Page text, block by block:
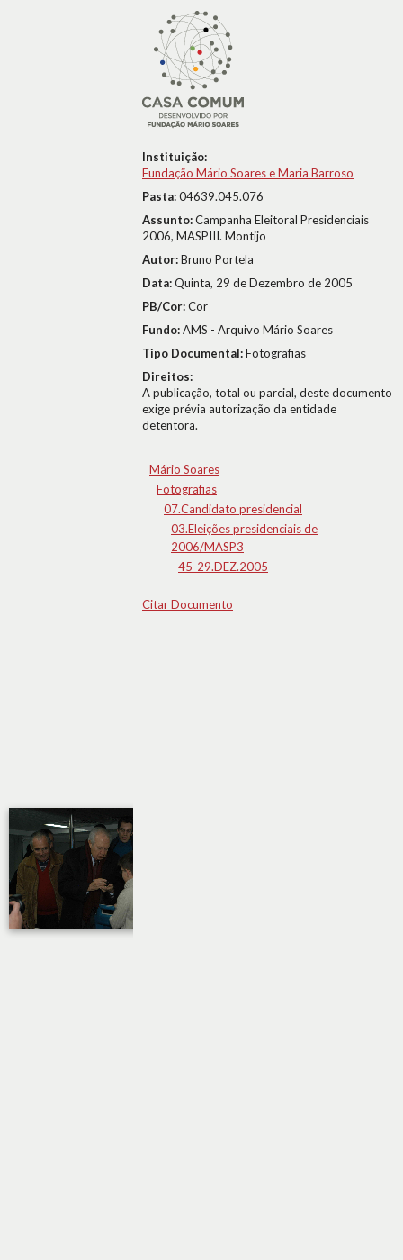
Instituição:
Fundação Mário Soares e Maria Barroso
Pasta:04639.045.076
Assunto:Campanha Eleitoral Presidenciais
2006, MASPIII. Montijo
Autor:Bruno Portela
Data:Quinta, 29 de Dezembro de 2005
PB/Cor:Cor
Fundo:AMS - Arquivo Mário Soares
Tipo Documental:Fotografias
Direitos:
A publicação, total ou parcial, deste documento
exige prévia autorização da entidade
detentora.
Mário Soares
Fotografias
07.Candidato presidencial
03.Eleições presidenciais de
2006/MASP3
45-29.DEZ.2005
Citar Documento